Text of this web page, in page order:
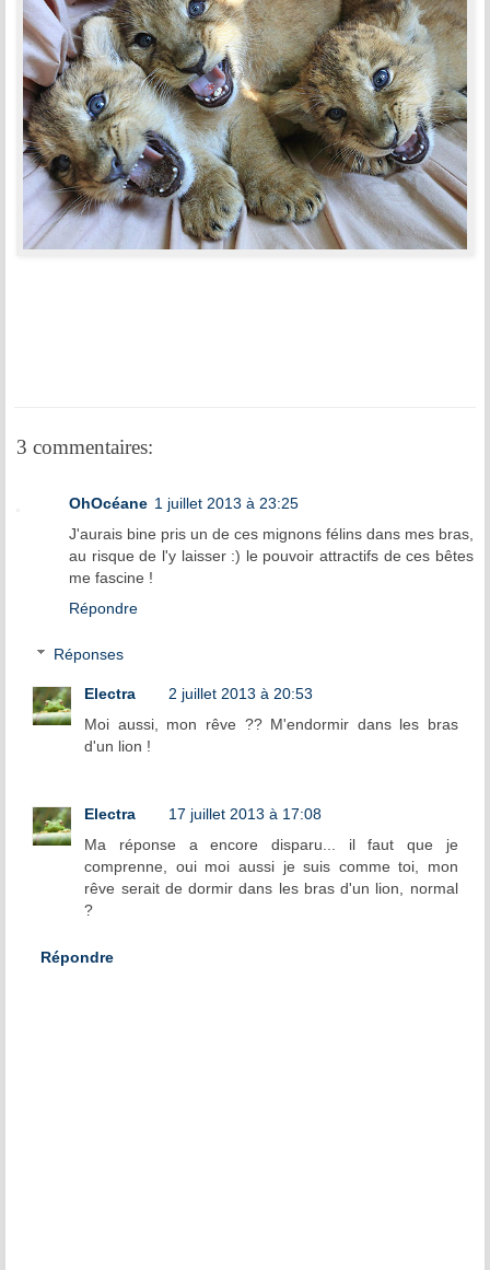
3 commentaires:
OhOcéane 1 juillet 2013 à 23:25
J'aurais bine pris un de ces mignons félins dans mes bras,
au risque de l'y laisser :) le pouvoir attractifs de ces bêtes
me fascine !
Répondre
Réponses
Electra
2 juillet 2013 à 20:53
Moi aussi, mon rêve ?? M'endormir dans les bras
d'un lion !
Electra
17 juillet 2013 à 17:08
Ma réponse a encore disparu... il faut que je
comprenne, oui moi aussi je suis comme toi, mon
rêve serait de dormir dans les bras d'un lion, normal
?
Répondre